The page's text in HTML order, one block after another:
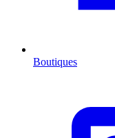
Boutiques